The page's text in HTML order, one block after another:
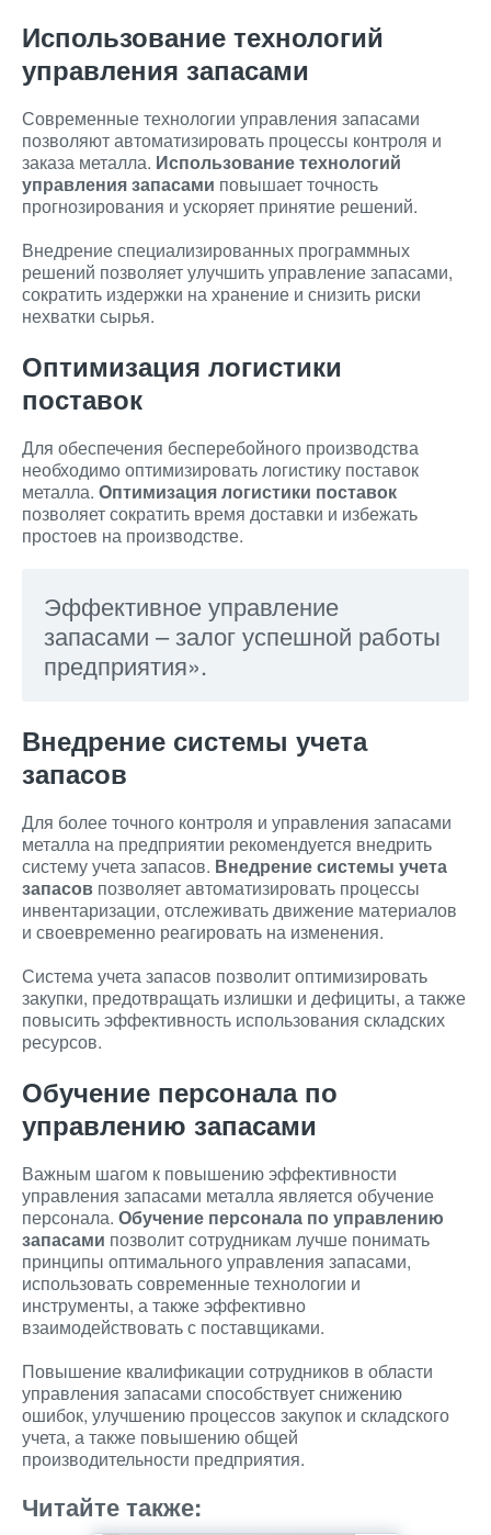
Использование технологий
управления запасами
Современные технологии управления запасами
позволяют автоматизировать процессы контроля и
заказа металла. Использование технологий
управления запасами повышает точность
прогнозирования и ускоряет принятие решений.
Внедрение специализированных программных
решений позволяет улучшить управление запасами,
сократить издержки на хранение и снизить риски
нехватки сырья.
Оптимизация логистики
поставок
Для обеспечения бесперебойного производства
необходимо оптимизировать логистику поставок
металла. Оптимизация логистики поставок
позволяет сократить время доставки и избежать
простоев на производстве.
Эффективное управление
запасами – залог успешной работы
предприятия».
Внедрение системы учета
запасов
Для более точного контроля и управления запасами
металла на предприятии рекомендуется внедрить
систему учета запасов. Внедрение системы учета
запасов позволяет автоматизировать процессы
инвентаризации, отслеживать движение материалов
и своевременно реагировать на изменения.
Система учета запасов позволит оптимизировать
закупки, предотвращать излишки и дефициты, а также
повысить эффективность использования складских
ресурсов.
Обучение персонала по
управлению запасами
Важным шагом к повышению эффективности
управления запасами металла является обучение
персонала. Обучение персонала по управлению
запасами позволит сотрудникам лучше понимать
принципы оптимального управления запасами,
использовать современные технологии и
инструменты, а также эффективно
взаимодействовать с поставщиками.
Повышение квалификации сотрудников в области
управления запасами способствует снижению
ошибок, улучшению процессов закупок и складского
учета, а также повышению общей
производительности предприятия.
Читайте также: